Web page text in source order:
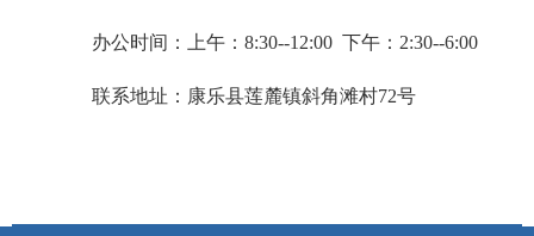
办公时间：上午：8:30--12:00 下午：2:30--6:00
联系地址：康乐县莲麓镇斜角滩村72号